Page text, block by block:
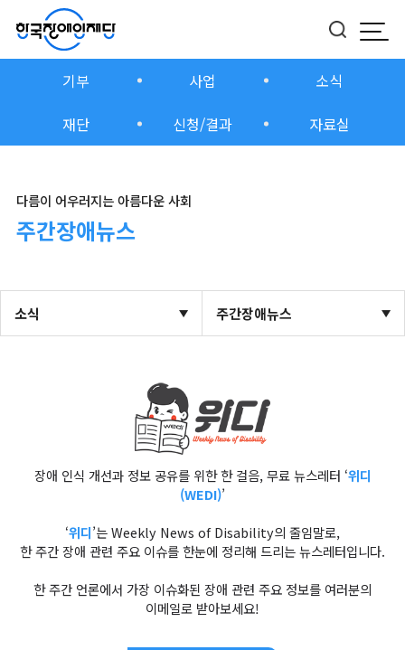
모
버튼
기부 사업
소식
재단
신청/결과 자료실
다름이 어우러지는 아름다운 사회
주간장애뉴스
소식 주간장애뉴스
장애 인식 개선과 정보 공유를 위한 한 걸음, 무료 뉴스레터 ‘위디
(WEDI)’
‘위디’는 Weekly News of Disability의 줄임말로,
한 주간 장애 관련 주요 이슈를 한눈에 정리해 드리는 뉴스레터입니다.
한 주간 언론에서 가장 이슈화된 장애 관련 주요 정보를 여러분의
이메일로 받아보세요!